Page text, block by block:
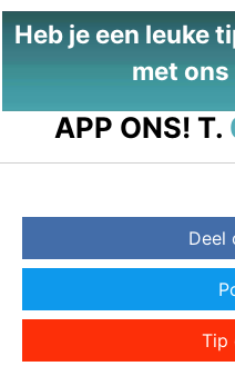
Heb je een leuke
met
APP ONS! T.
Deel
Tip